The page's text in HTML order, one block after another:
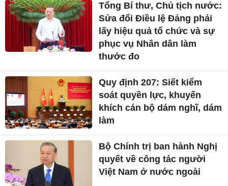
Tổng Bí thư, Chủ tịch nước:
Sửa đổi Điều lệ Đảng phải
lấy hiệu quả tổ chức và sự
phục vụ Nhân dân làm
thước đo
Quy định 207: Siết kiểm
soát quyền lực, khuyến
khích cán bộ dám nghĩ, dám
làm
Bộ Chính trị ban hành Nghị
quyết về công tác người
Việt Nam ở nước ngoài